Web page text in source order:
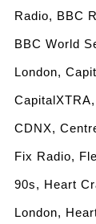
Radio, BBC
BBC World
London,
CapitalXTRA,
CDNX,
Fix Radio,
90s, Heart
London,